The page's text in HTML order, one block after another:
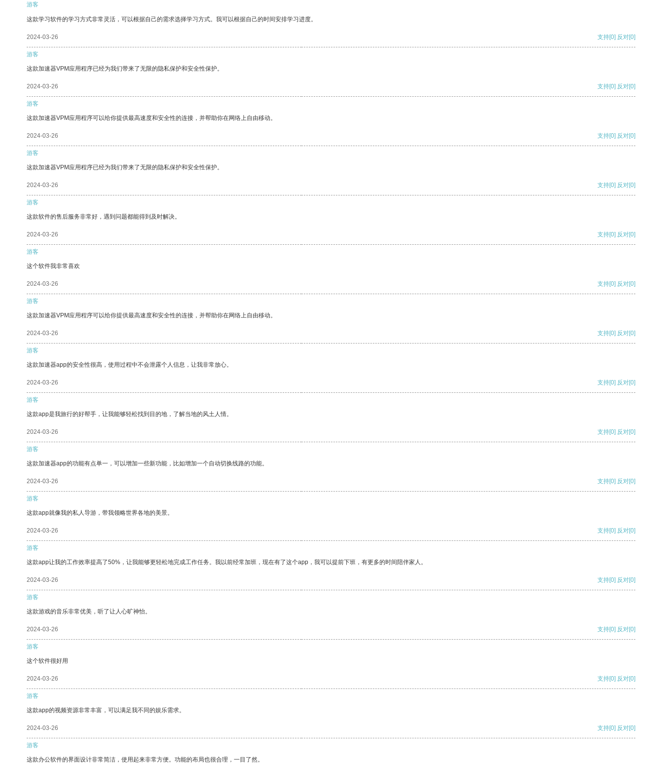
游客
这款学习软件的学习方式非常灵活，可以根据自己的需求选择学习方式。我可以根据自己的时间安排学习进度。
2024-03-26 支持[0] 反对[0]
游客
这款加速器VPM应用程序已经为我们带来了无限的隐私保护和安全性保护。
2024-03-26 支持[0] 反对[0]
游客
这款加速器VPM应用程序可以给你提供最高速度和安全性的连接，并帮助你在网络上自由移动。
2024-03-26 支持[0] 反对[0]
游客
这款加速器VPM应用程序已经为我们带来了无限的隐私保护和安全性保护。
2024-03-26 支持[0] 反对[0]
游客
这款软件的售后服务非常好，遇到问题都能得到及时解决。
2024-03-26 支持[0] 反对[0]
游客
这个软件我非常喜欢
2024-03-26 支持[0] 反对[0]
游客
这款加速器VPM应用程序可以给你提供最高速度和安全性的连接，并帮助你在网络上自由移动。
2024-03-26 支持[0] 反对[0]
游客
这款加速器app的安全性很高，使用过程中不会泄露个人信息，让我非常放心。
2024-03-26 支持[0] 反对[0]
游客
这款app是我旅行的好帮手，让我能够轻松找到目的地，了解当地的风土人情。
2024-03-26 支持[0] 反对[0]
游客
这款加速器app的功能有点单一，可以增加一些新功能，比如增加一个自动切换线路的功能。
2024-03-26 支持[0] 反对[0]
游客
这款app就像我的私人导游，带我领略世界各地的美景。
2024-03-26 支持[0] 反对[0]
游客
这款app让我的工作效率提高了50%，让我能够更轻松地完成工作任务。我以前经常加班，现在有了这个app，我可以提前下班，有更多的时间陪伴家人。
2024-03-26 支持[0] 反对[0]
游客
这款游戏的音乐非常优美，听了让人心旷神怡。
2024-03-26 支持[0] 反对[0]
游客
这个软件很好用
2024-03-26 支持[0] 反对[0]
游客
这款app的视频资源非常丰富，可以满足我不同的娱乐需求。
2024-03-26 支持[0] 反对[0]
游客
这款办公软件的界面设计非常简洁，使用起来非常方便。功能的布局也很合理，一目了然。